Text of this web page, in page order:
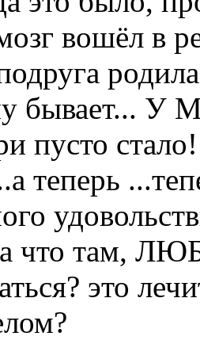
вошёл в
пусто
теперь
что там,
это